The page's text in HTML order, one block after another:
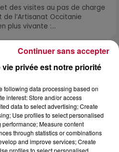
des visites au pas de charge
l’Artisanat Occitanie
plus vivante :...
privée est notre priorité
following data processing based on
interest: Store and/or access
data to select advertising; Create
Use profiles to select personalised
Measure content
through statistics or combinations
and improve services; Create
profiles to select personalised
Continuer sans accepter